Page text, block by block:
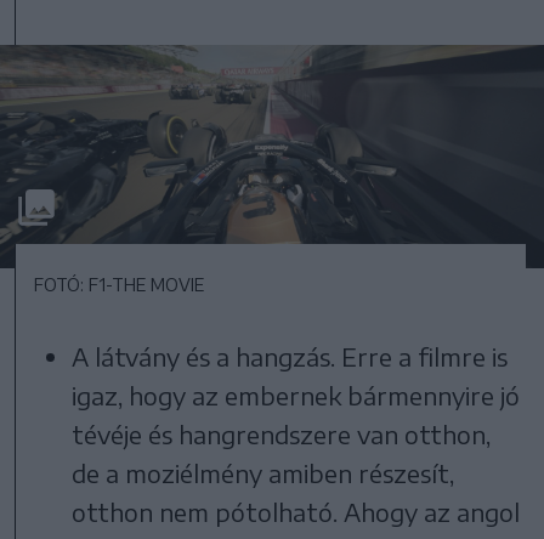
FOTÓ: F1-THE MOVIE
A látvány és a hangzás. Erre a filmre is
igaz, hogy az embernek bármennyire jó
tévéje és hangrendszere van otthon,
de a moziélmény amiben részesít,
otthon nem pótolható. Ahogy az angol